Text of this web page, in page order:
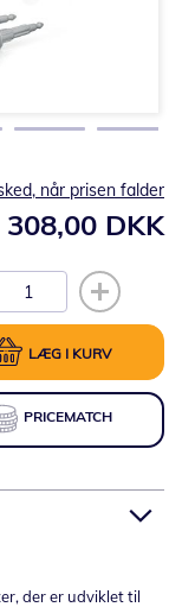
308,00 DKK
når prisen falder
LÆG I KURV
PRICEMATCH
der er udviklet til